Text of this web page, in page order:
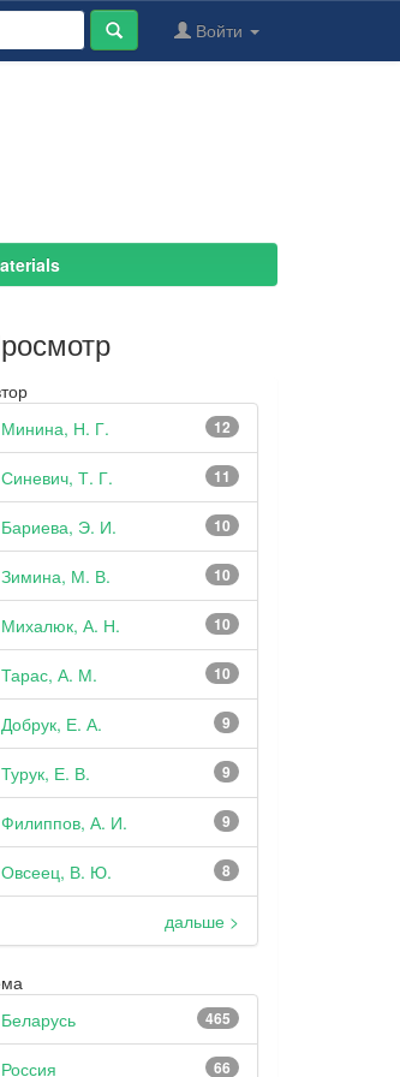
Войти
12
Минина, Н. Г.
11
Синевич, Т. Г.
10
Бариева, Э. И.
10
Зимина, М. В.
10
Михалюк, А. Н.
10
Тарас, А. М.
9
Добрук, Е. А.
9
Турук, Е. В.
9
Филиппов, А. И.
8
Овсеец, В. Ю.
дальше >
465
Беларусь
66
Россия